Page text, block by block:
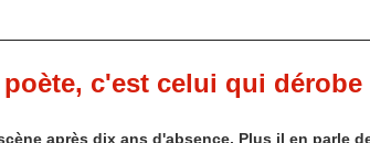
c'est celui qui dérobe
après dix ans d'absence. Plus il en parle